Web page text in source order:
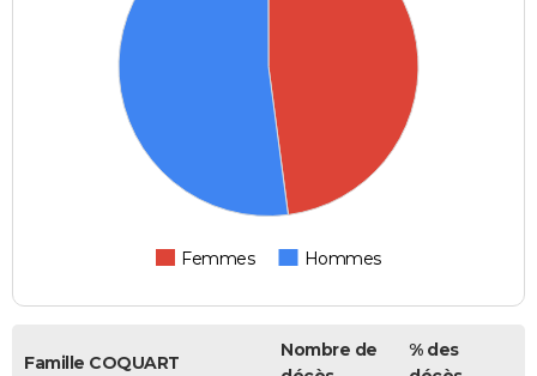
Femmes Hommes
Famille COQUART
Nombre de
% des